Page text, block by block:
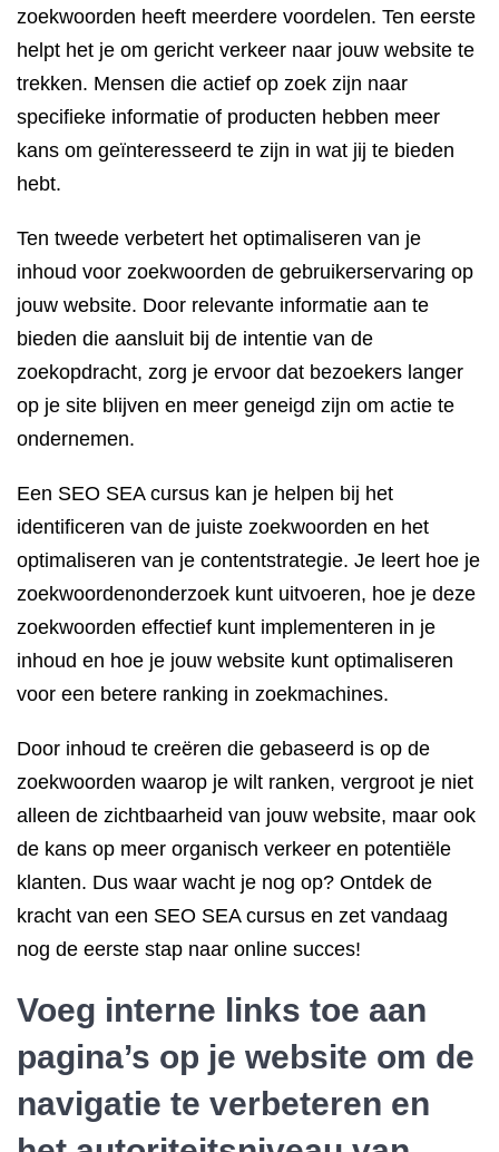
zoekwoorden heeft meerdere voordelen. Ten eerste
helpt het je om gericht verkeer naar jouw website te
trekken. Mensen die actief op zoek zijn naar
specifieke informatie of producten hebben meer
kans om geïnteresseerd te zijn in wat jij te bieden
hebt.
Ten tweede verbetert het optimaliseren van je
inhoud voor zoekwoorden de gebruikerservaring op
jouw website. Door relevante informatie aan te
bieden die aansluit bij de intentie van de
zoekopdracht, zorg je ervoor dat bezoekers langer
op je site blijven en meer geneigd zijn om actie te
ondernemen.
Een SEO SEA cursus kan je helpen bij het
identificeren van de juiste zoekwoorden en het
optimaliseren van je contentstrategie. Je leert hoe je
zoekwoordenonderzoek kunt uitvoeren, hoe je deze
zoekwoorden effectief kunt implementeren in je
inhoud en hoe je jouw website kunt optimaliseren
voor een betere ranking in zoekmachines.
Door inhoud te creëren die gebaseerd is op de
zoekwoorden waarop je wilt ranken, vergroot je niet
alleen de zichtbaarheid van jouw website, maar ook
de kans op meer organisch verkeer en potentiële
klanten. Dus waar wacht je nog op? Ontdek de
kracht van een SEO SEA cursus en zet vandaag
nog de eerste stap naar online succes!
Voeg interne links toe aan
pagina’s op je website om de
navigatie te verbeteren en